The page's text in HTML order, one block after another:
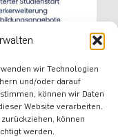
wir Technologien
und/oder darauf
können wir Daten
Website verarbeiten.
können
werden.NÄCHSTER